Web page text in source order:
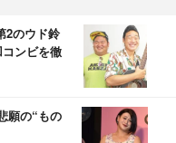
2のウド鈴
ンビを徹
願の“もの